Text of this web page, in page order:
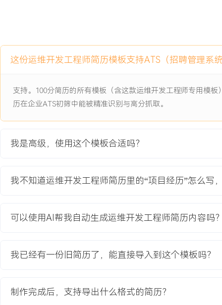
经常性收入）从XXX万增长至
X.X亿，国际业务收入占比达到XX%。
效率提升XXX%，数据团队人力需求增长仅为业务增长的XX%。
3.研运一体化平台使公司整体研发人效提升XXX%，产品上线缺陷密
XXX%，助力公司在头部客户招标中获得技术评分满分。
6.成本优化体系使公司毛利率提升X个百分点，单位业务成本下降
7.团队培养的X名技术骨干晋升为架构师或技术经理，团队整体技术
2024-09 -2025-12
智能零售平台全球化SaaS架
这份运维开发工程师简历模板支持ATS（招聘管理系
支持。100分简历的所有模板（含这款运维开发工程师专用模
历在企业ATS初筛中能被精准识别与高分抓取。
我是高级，使用这个模板合适吗？
我不知道运维开发工程师简历里的“项目经历”怎么写
可以使用AI帮我自动生成运维开发工程师简历内容吗
我已经有一份旧简历了，能直接导入到这个模板吗？
制作完成后，支持导出什么格式的简历？